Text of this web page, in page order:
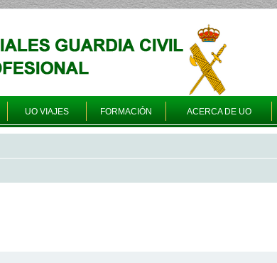
UO VIAJES FORMACIÓN ACERCA DE UO